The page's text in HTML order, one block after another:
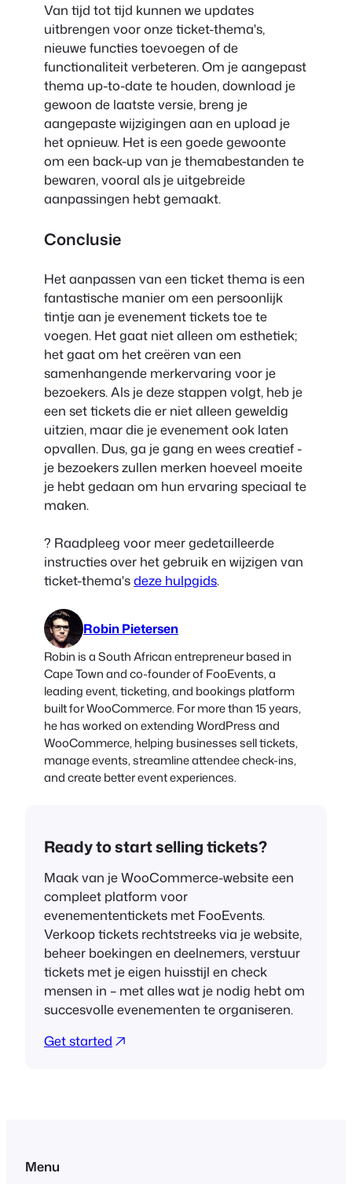
Van tijd tot tijd kunnen we updates
uitbrengen voor onze ticket-thema's,
nieuwe functies toevoegen of de
functionaliteit verbeteren. Om je aangepast
thema up-to-date te houden, download je
gewoon de laatste versie, breng je
aangepaste wijzigingen aan en upload je
het opnieuw. Het is een goede gewoonte
om een back-up van je themabestanden te
bewaren, vooral als je uitgebreide
aanpassingen hebt gemaakt.
Conclusie
Het aanpassen van een ticket thema is een
fantastische manier om een persoonlijk
tintje aan je evenement tickets toe te
voegen. Het gaat niet alleen om esthetiek;
het gaat om het creëren van een
samenhangende merkervaring voor je
bezoekers. Als je deze stappen volgt, heb je
een set tickets die er niet alleen geweldig
uitzien, maar die je evenement ook laten
opvallen. Dus, ga je gang en wees creatief -
je bezoekers zullen merken hoeveel moeite
je hebt gedaan om hun ervaring speciaal te
maken.
? Raadpleeg voor meer gedetailleerde
instructies over het gebruik en wijzigen van
ticket-thema'sdeze hulpgids.
Robin Pietersen
Robin is a South African entrepreneur based in
Cape Town and co-founder of FooEvents, a
leading event, ticketing, and bookings platform
built for WooCommerce. For more than 15 years,
he has worked on extending WordPress and
WooCommerce, helping businesses sell tickets,
manage events, streamline attendee check-ins,
and create better event experiences.
Ready to start selling tickets?
Maak van je WooCommerce-website een
compleet platform voor
evenemententickets met FooEvents.
Verkoop tickets rechtstreeks via je website,
beheer boekingen en deelnemers, verstuur
tickets met je eigen huisstijl en check
mensen in – met alles wat je nodig hebt om
succesvolle evenementen te organiseren.
Get started
Menu